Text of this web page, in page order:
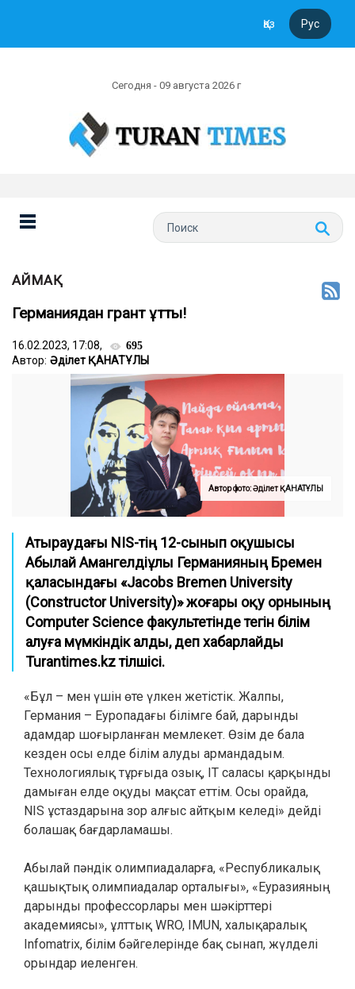
Қаз Рус
Сегодня - 09 августа 2026 г
АЙМАҚ
Германиядан грант ұтты!
16.02.2023, 17:08, 695
Автор: Әділет ҚАНАТҰЛЫ
Автор фото: Әділет ҚАНАТҰЛЫ
Атыраудағы NIS-тің 12-сынып оқушысы
Абылай Амангелдіұлы Германияның Бремен
қаласындағы «Jacobs Bremen University
(Constructor University)» жоғары оқу орнының
Computer Science факультетінде тегін білім
алуға мүмкіндік алды, деп хабарлайды
Turantimes.kz тілшісі.
«Бұл – мен үшін өте үлкен жетістік. Жалпы,
Германия – Еуропадағы білімге бай, дарынды
адамдар шоғырланған мемлекет. Өзім де бала
кезден осы елде білім алуды армандадым.
Технологиялық тұрғыда озық, IT саласы қарқынды
дамыған елде оқуды мақсат еттім. Осы орайда,
NIS ұстаздарына зор алғыс айтқым келеді» дейді
болашақ бағдарламашы.
Абылай пәндік олимпиадаларға, «Республикалық
қашықтық олимпиадалар орталығы», «Еуразияның
дарынды профессорлары мен шәкірттері
академиясы», ұлттық WRO, IMUN, халықаралық
Infomatrix, білім бәйгелерінде бақ сынап, жүлделі
орындар иеленген.